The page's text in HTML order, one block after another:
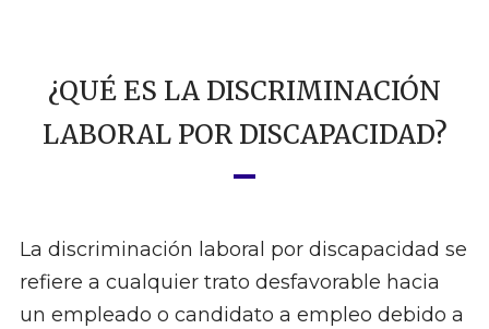
¿QUÉ ES LA DISCRIMINACIÓN
LABORAL POR DISCAPACIDAD?
La discriminación laboral por discapacidad se
refiere a cualquier trato desfavorable hacia
un empleado o candidato a empleo debido a